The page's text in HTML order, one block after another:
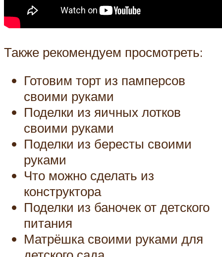
Также рекомендуем просмотреть:
Готовим торт из памперсов
своими руками
Поделки из яичных лотков
своими руками
Поделки из бересты своими
руками
Что можно сделать из
конструктора
Поделки из баночек от детского
питания
Матрёшка своими руками для